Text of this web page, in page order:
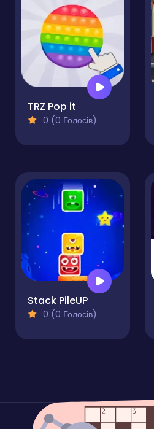
TRZ Pop it
0 (0 Голосів)
Stack PileUP
0 (0 Голосів)